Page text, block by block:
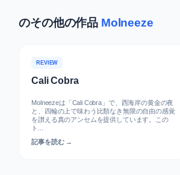
のその他の作品 Molneeze
REVIEW
Cali Cobra
Molneezeは「Cali Cobra」で、西海岸の黄金の夜
と、四輪の上で味わう比類なき無限の自由の感覚
を讃える真のアンセムを提供しています。この
ト...
記事を読む →